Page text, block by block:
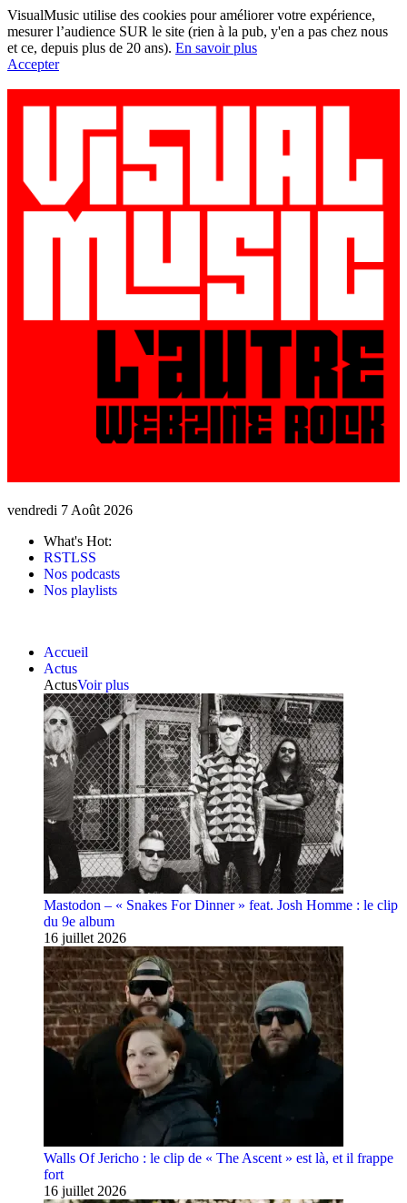
VisualMusic utilise des cookies pour améliorer votre expérience,
mesurer l’audience SUR le site (rien à la pub, y'en a pas chez nous
et ce, depuis plus de 20 ans). En savoir plus
Accepter
vendredi 7 Août 2026
What's Hot:
RSTLSS
Nos podcasts
Nos playlists
Accueil
Actus
ActusVoir plus
Mastodon – « Snakes For Dinner » feat. Josh Homme : le clip
du 9e album
16 juillet 2026
Walls Of Jericho : le clip de « The Ascent » est là, et il frappe
fort
16 juillet 2026